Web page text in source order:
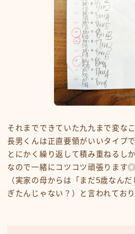
それまでできていた九九まで変な
長男くんは正直要領がいいタイプ
とにかく繰り返して積み重ねるし
なので一緒にコツコツ頑張ります◎
（実家の母からは「まだ5歳なん
ぎたんじゃない？）と言われており